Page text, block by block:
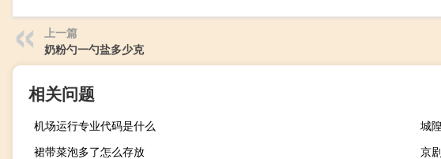
上一篇
奶粉勺一勺盐多少克
相关问题
机场运行专业代码是什么
城
裙带菜泡多了怎么存放
京